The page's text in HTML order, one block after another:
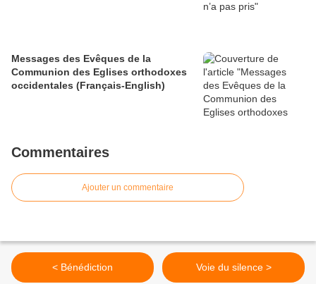
Messages des Evêques de la
Communion des Eglises orthodoxes
occidentales (Français-English)
Commentaires
Ajouter un commentaire
< Bénédiction Voie du silence >